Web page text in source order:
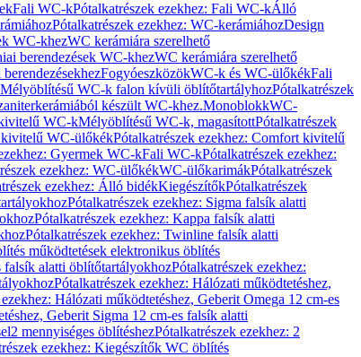
Fali WC-kPótalkatrészek ezekhez: Fali WC-kÁlló
Pótalkatrészek ezekhez: WC-kerámiáhozDesign
WC-khezWC kerámiára szerelhető
berendezések WC-khezWC kerámiára szerelhető
FogyóeszközökWC-k és WC-ülőkékFali
Mélyöblítésű WC-k falon kívüli öblítőtartályhozPótalkatrészek
készült WC-khez.MonoblokkWC-
WC-kMélyöblítésű WC-k, magasítottPótalkatrészek
WC-ülőkékPótalkatrészek ezekhez: Comfort kivitelű
Gyermek WC-kFali WC-kPótalkatrészek ezekhez:
ezekhez: WC-ülőkékWC-ülőkarimákPótalkatrészek
ezekhez: Álló bidékKiegészítőkPótalkatrészek
Pótalkatrészek ezekhez: Sigma falsík alatti
Pótalkatrészek ezekhez: Kappa falsík alatti
Pótalkatrészek ezekhez: Twinline falsík alatti
működtetések elektronikus öblítés
falsík alatti öblítőtartályokhozPótalkatrészek ezekhez:
Pótalkatrészek ezekhez: Hálózati működtetéshez,
Hálózati működtetéshez, Geberit Omega 12 cm-es
Geberit Sigma 12 cm-es falsík alatti
2 mennyiséges öblítéshezPótalkatrészek ezekhez: 2
ezekhez: Kiegészítők WC öblítés